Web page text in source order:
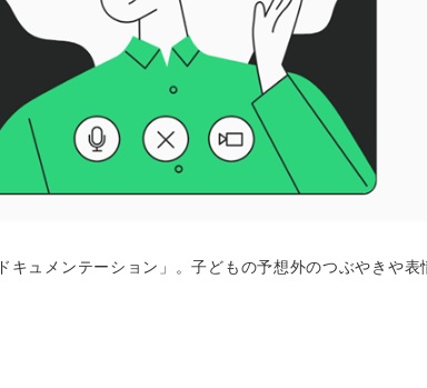
ュメンテーション」。子どもの予想外のつぶやきや表